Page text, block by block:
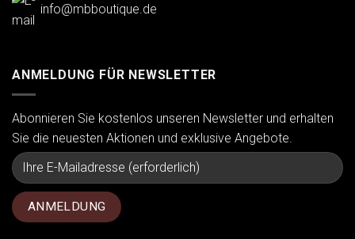
info@mbboutique.de
ANMELDUNG FÜR NEWSLETTER
Abonnieren Sie kostenlos unseren Newsletter und erhalten
Sie die neuesten Aktionen und exklusive Angebote.